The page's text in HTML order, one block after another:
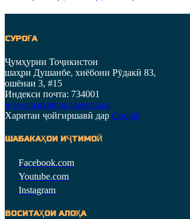
СУРОҒА
Ҷумҳурии Тоҷикистон
шаҳри Душанбе, хиёбони Рӯдакӣ 83,
ошёнаи 3, #15
Индекси почта: 734001
www.marketing.agentstva.tj
Харитаи ҷойгиршавӣ дар Google
ШАБАКАҲОИ ИҶТИМОӢ
Facebook.com
Youtube.com
Instagram
ВОСИТАҲОИ АЛОҚА